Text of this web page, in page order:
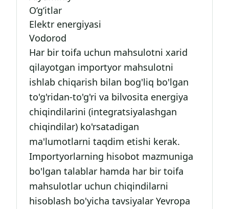
O‘g‘itlar
Elektr energiyasi
Vodorod
Har bir toifa uchun mahsulotni xarid
qilayotgan importyor mahsulotni
ishlab chiqarish bilan bog'liq bo'lgan
to'g'ridan-to'g'ri va bilvosita energiya
chiqindilarini (integratsiyalashgan
chiqindilar) ko'rsatadigan
ma'lumotlarni taqdim etishi kerak.
Importyorlarning hisobot mazmuniga
bo'lgan talablar hamda har bir toifa
mahsulotlar uchun chiqindilarni
hisoblash bo'yicha tavsiyalar Yevropa